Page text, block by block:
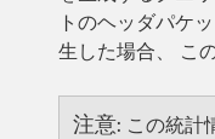
トのヘッダパケ
生した場合、 こ
注意: この統計